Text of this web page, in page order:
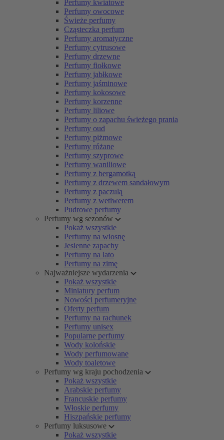
Perfumy kwiatowe
Perfumy owocowe
Świeże perfumy
Cząsteczka perfum
Perfumy aromatyczne
Perfumy cytrusowe
Perfumy drzewne
Perfumy fiołkowe
Perfumy jabłkowe
Perfumy jaśminowe
Perfumy kokosowe
Perfumy korzenne
Perfumy liliowe
Perfumy o zapachu świeżego prania
Perfumy oud
Perfumy piżmowe
Perfumy różane
Perfumy szyprowe
Perfumy waniliowe
Perfumy z bergamotką
Perfumy z drzewem sandałowym
Perfumy z paczulą
Perfumy z wetiwerem
Pudrowe perfumy
Perfumy wg sezonów
Pokaż wszystkie
Perfumy na wiosnę
Jesienne zapachy
Perfumy na lato
Perfumy na zimę
Najważniejsze wydarzenia
Pokaż wszystkie
Miniatury perfum
Nowości perfumeryjne
Oferty perfum
Perfumy na rachunek
Perfumy unisex
Popularne perfumy
Wody kolońskie
Wody perfumowane
Wody toaletowe
Perfumy wg kraju pochodzenia
Pokaż wszystkie
Arabskie perfumy
Francuskie perfumy
Włoskie perfumy
Hiszpańskie perfumy
Perfumy luksusowe
Pokaż wszystkie